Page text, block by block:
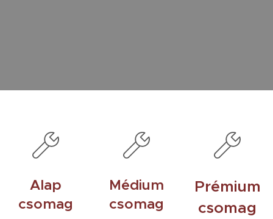
Alap
csomag
Médium
csomag
Prémium
csomag